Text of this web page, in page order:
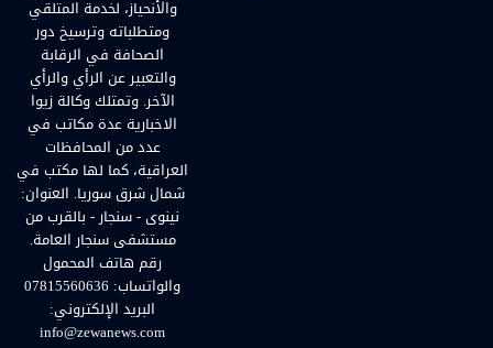
والأنحياز، لخدمة المتلقي
ومتطلباته وترسيخ دور
الصحافة في الرقابة
والتعبير عن الرأي والرأي
الآخر. وتمتلك وكالة زيوا
الاخبارية عدة مكاتب في
عدد من المحافظات
العراقية، كما لها مكتب في
شمال شرق سوريا. العنوان:
نينوى - سنجار - بالقرب من
مستشفى سنجار العامة.
رقم هاتف المحمول
والواتساب: 07815560636
البريد الإلكتروني:
info@zewanews.com